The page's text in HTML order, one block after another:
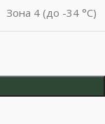
Зона 4 (до -34 °С)